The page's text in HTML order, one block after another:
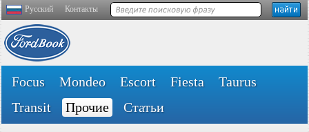
Русский Контакты
Focus Mondeo Escort Fiesta
Taurus
Transit
Прочие Статьи